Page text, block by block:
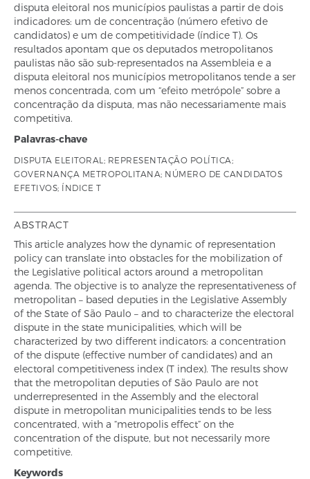
disputa eleitoral nos municípios paulistas a partir de dois
indicadores: um de concentração (número efetivo de
candidatos) e um de competitividade (índice T). Os
resultados apontam que os deputados metropolitanos
paulistas não são sub-representados na Assembleia e a
disputa eleitoral nos municípios metropolitanos tende a ser
menos concentrada, com um “efeito metrópole” sobre a
concentração da disputa, mas não necessariamente mais
competitiva.
Palavras-chave
DISPUTA ELEITORAL; REPRESENTAÇÃO POLÍTICA;
GOVERNANÇA METROPOLITANA; NÚMERO DE CANDIDATOS
EFETIVOS; ÍNDICE T
ABSTRACT
This article analyzes how the dynamic of representation
policy can translate into obstacles for the mobilization of
the Legislative political actors around a metropolitan
agenda. The objective is to analyze the representativeness of
metropolitan – based deputies in the Legislative Assembly
of the State of São Paulo – and to characterize the electoral
dispute in the state municipalities, which will be
characterized by two different indicators: a concentration
of the dispute (effective number of candidates) and an
electoral competitiveness index (T index). The results show
that the metropolitan deputies of São Paulo are not
underrepresented in the Assembly and the electoral
dispute in metropolitan municipalities tends to be less
concentrated, with a “metropolis effect” on the
concentration of the dispute, but not necessarily more
competitive.
Keywords